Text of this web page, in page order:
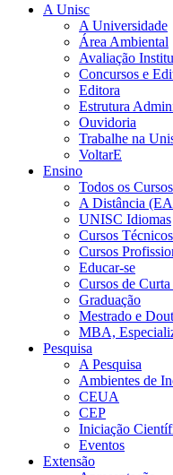
A Unisc
A Universidade
Área Ambiental
Avaliação
Concursos e
Editora
Estrutura
Ouvidoria
Trabalhe na
VoltarE
Ensino
Todos os Cursos
A Distância
UNISC Idiomas
Cursos
Cursos
Educar-se
Cursos de
Graduação
Mestrado e
MBA,
Pesquisa
A Pesquisa
Ambientes de
CEUA
CEP
Iniciação
Eventos
Extensão